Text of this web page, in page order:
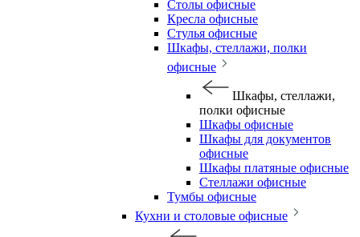
Столы офисные
Кресла офисные
Стулья офисные
Шкафы, стеллажи, полки
офисные
Шкафы, стеллажи,
полки офисные
Шкафы офисные
Шкафы для документов
офисные
Шкафы платяные офисные
Стеллажи офисные
Тумбы офисные
Кухни и столовые офисные